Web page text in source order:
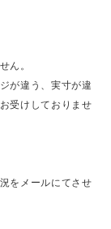
ん。
が違う、実寸が違
受けしておりませ
をメールにてさせ